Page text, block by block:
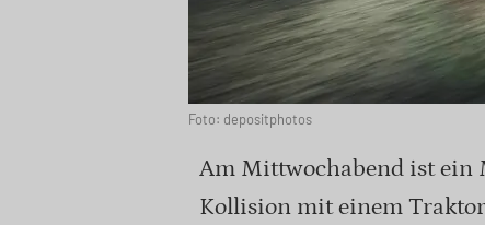
Foto: depositphotos
Am Mittwochabend ist ein
Kollision mit einem